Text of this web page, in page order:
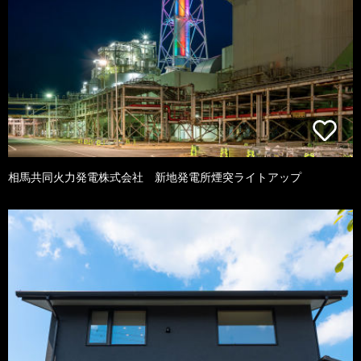
相馬共同火力発電株式会社 新地発電所煙突ライトアップ